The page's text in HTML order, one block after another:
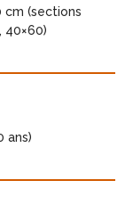
cm (sections
40×60)
ans)